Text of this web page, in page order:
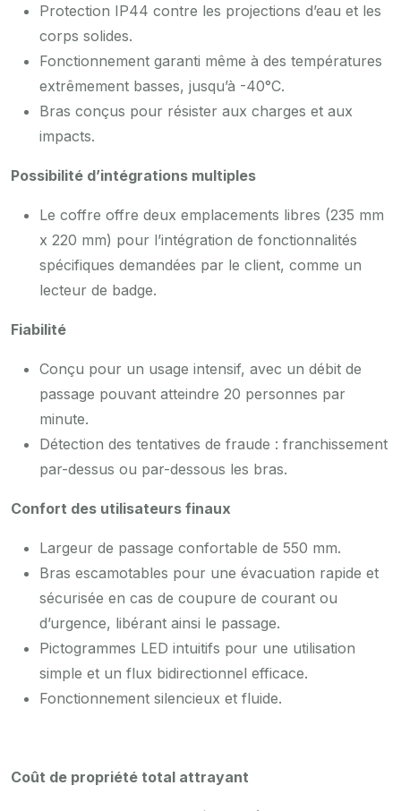
Protection IP44 contre les projections d’eau et les
corps solides.
Fonctionnement garanti même à des températures
extrêmement basses, jusqu’à -40°C.
Bras conçus pour résister aux charges et aux
impacts.
Possibilité d’intégrations multiples
Le coffre offre deux emplacements libres (235 mm
x 220 mm) pour l’intégration de fonctionnalités
spécifiques demandées par le client, comme un
lecteur de badge.
Fiabilité
Conçu pour un usage intensif, avec un débit de
passage pouvant atteindre 20 personnes par
minute.
Détection des tentatives de fraude : franchissement
par-dessus ou par-dessous les bras.
Confort des utilisateurs finaux
Largeur de passage confortable de 550 mm.
Bras escamotables pour une évacuation rapide et
sécurisée en cas de coupure de courant ou
d’urgence, libérant ainsi le passage.
Pictogrammes LED intuitifs pour une utilisation
simple et un flux bidirectionnel efficace.
Fonctionnement silencieux et fluide.
Coût de propriété total attrayant